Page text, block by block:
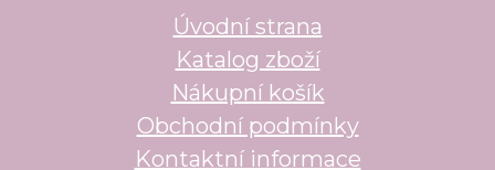
Úvodní strana
Katalog zboží
Nákupní košík
Obchodní podmínky
Kontaktní informace